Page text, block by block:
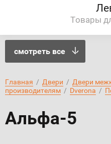
Товары
смотреть все
Главная
  /
Двери
  /
Двери
производителям
  /
Dverona
  /
Альфа-5